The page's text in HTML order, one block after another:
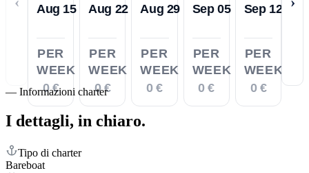
Aug 15
PER
WEEK
0 €
Aug 22
PER
WEEK
0 €
Aug 29
PER
WEEK
0 €
Sep 05
PER
WEEK
0 €
Sep 12
PER
WEEK
0 €
— Informazioni charter
I dettagli, in chiaro.
Tipo di charter
Bareboat